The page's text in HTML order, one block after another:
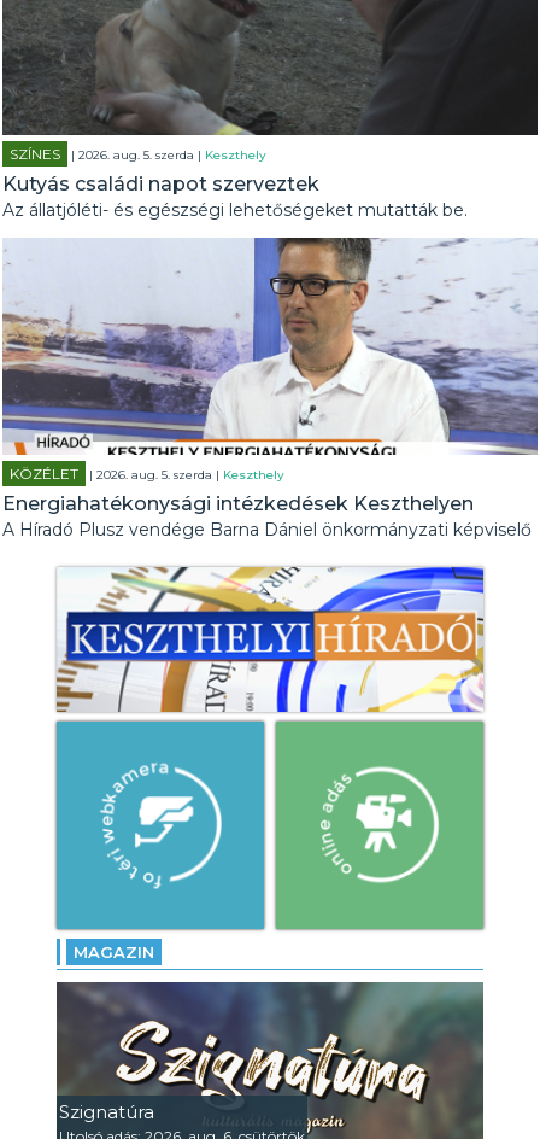
SZÍNES | 2026. aug. 5. szerda | Keszthely
Kutyás családi napot szerveztek
Az állatjóléti- és egészségi lehetőségeket mutatták be.
KÖZÉLET | 2026. aug. 5. szerda | Keszthely
Energiahatékonysági intézkedések Keszthelyen
A Híradó Plusz vendége Barna Dániel önkormányzati képviselő
MAGAZIN
Szignatúra